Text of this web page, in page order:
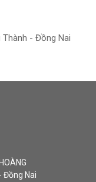
- Đồng Nai
Đồng Nai